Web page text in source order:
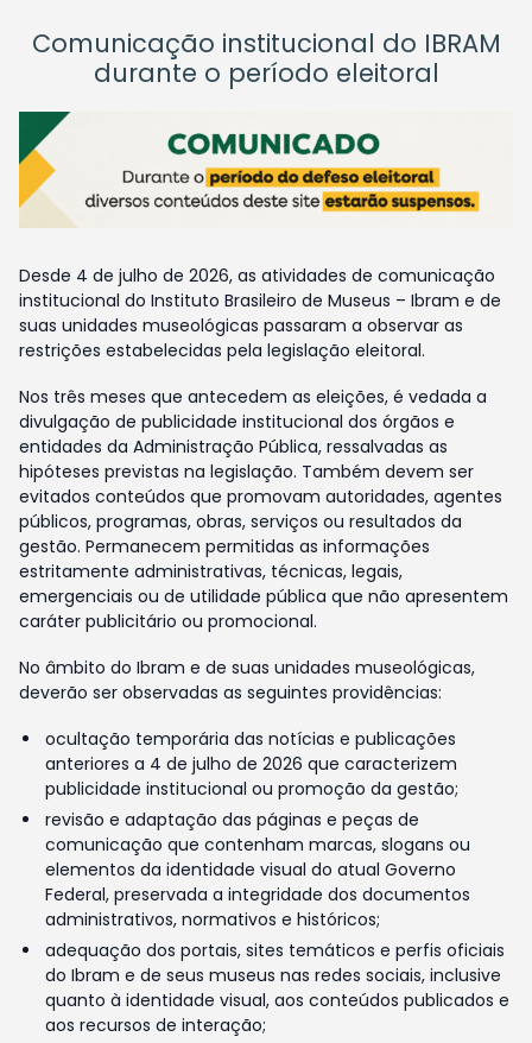
Comunicação institucional do IBRAM
durante o período eleitoral
Desde 4 de julho de 2026, as atividades de comunicação
institucional do Instituto Brasileiro de Museus – Ibram e de
suas unidades museológicas passaram a observar as
restrições estabelecidas pela legislação eleitoral.
Nos três meses que antecedem as eleições, é vedada a
divulgação de publicidade institucional dos órgãos e
entidades da Administração Pública, ressalvadas as
hipóteses previstas na legislação. Também devem ser
evitados conteúdos que promovam autoridades, agentes
públicos, programas, obras, serviços ou resultados da
gestão. Permanecem permitidas as informações
estritamente administrativas, técnicas, legais,
emergenciais ou de utilidade pública que não apresentem
caráter publicitário ou promocional.
No âmbito do Ibram e de suas unidades museológicas,
deverão ser observadas as seguintes providências:
ocultação temporária das notícias e publicações
anteriores a 4 de julho de 2026 que caracterizem
publicidade institucional ou promoção da gestão;
revisão e adaptação das páginas e peças de
comunicação que contenham marcas, slogans ou
elementos da identidade visual do atual Governo
Federal, preservada a integridade dos documentos
administrativos, normativos e históricos;
adequação dos portais, sites temáticos e perfis oficiais
do Ibram e de seus museus nas redes sociais, inclusive
quanto à identidade visual, aos conteúdos publicados e
aos recursos de interação;